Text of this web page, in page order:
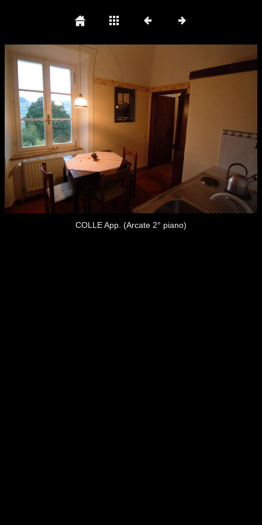
COLLE App. (Arcate 2° piano)